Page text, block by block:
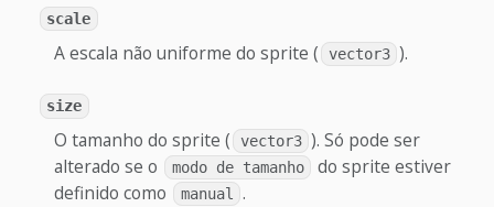
scale
A escala não uniforme do sprite ( vector3 ).
size
O tamanho do sprite ( vector3 ). Só pode ser
alterado se o
modo de tamanho
do sprite estiver
definido como
manual .